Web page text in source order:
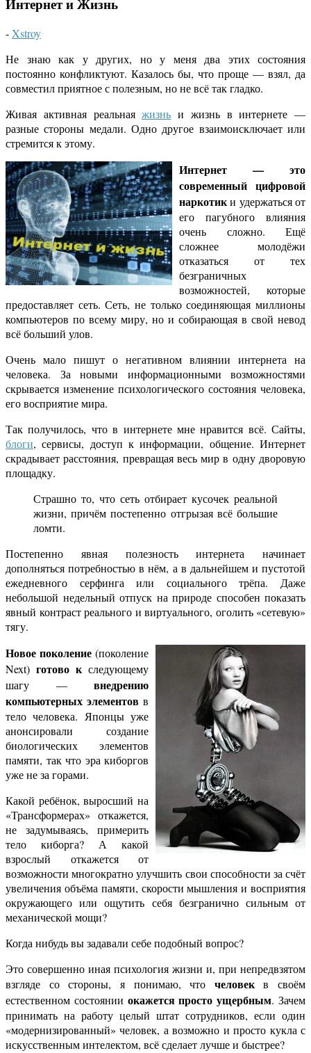
-Xstroy
Не знаю как у других, но у меня два этих состояния
постоянно конфликтуют. Казалось бы, что проще — взял, да
совместил приятное с полезным, но не всё так гладко.
Живая активная реальнаяжизнь и жизнь в интернете —
разные стороны медали. Одно другое взаимоисключает или
стремится к этому.
Интернет — это
современный цифровой
наркотики удержаться от
его пагубного влияния
очень сложно. Ещё
сложнее молодёжи
отказаться от тех
безграничных
возможностей, которые
предоставляет сеть. Сеть, не только соединяющая миллионы
компьютеров по всему миру, но и собирающая в свой невод
всё больший улов.
Очень мало пишут о негативном влиянии интернета на
человека. За новыми информационными возможностями
скрывается изменение психологического состояния человека,
его восприятие мира.
Так получилось, что в интернете мне нравится всё. Сайты,
блоги, сервисы, доступ к информации, общение. Интернет
скрадывает расстояния, превращая весь мир в одну дворовую
площадку.
Страшно то, что сеть отбирает кусочек реальной
жизни, причём постепенно отгрызая всё большие
ломти.
Постепенно явная полезность интернета начинает
дополняться потребностью в нём, а в дальнейшем и пустотой
ежедневного серфинга или социального трёпа. Даже
небольшой недельный отпуск на природе способен показать
явный контраст реального и виртуального, оголить «сетевую»
тягу.
Новое поколение (поколение
Next) готово кследующему
шагу — внедрению
компьютерных элементов в
тело человека. Японцы уже
анонсировали создание
биологических элементов
памяти, так что эра киборгов
уже не за горами.
Какой ребёнок, выросший на
«Трансформерах» откажется,
не задумываясь, примерить
тело киборга? А какой
взрослый откажется от
возможности многократно улучшить свои способности за счёт
увеличения объёма памяти, скорости мышления и восприятия
окружающего или ощутить себя безгранично сильным от
механической мощи?
Когда нибудь вы задавали себе подобный вопрос?
Это совершенно иная психология жизни и, при непредвзятом
взгляде со стороны, я понимаю, что человекв своём
естественном состоянии окажется просто ущербным. Зачем
принимать на работу целый штат сотрудников, если один
«модернизированный» человек, а возможно и просто кукла с
искусственным интелектом, всё сделает лучше и быстрее?